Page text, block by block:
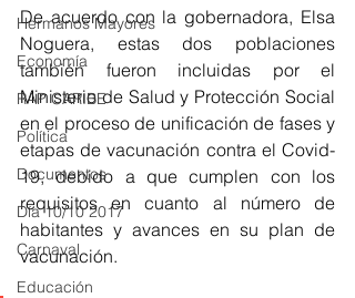
Hermanos Mayores
Economía
RAP CARIBE
Política
Documentos
Día 10/10 2017
Carnaval
Educación
De acuerdo con la gobernadora, Elsa
Noguera, estas dos poblaciones
también fueron incluidas por el
Ministerio de Salud y Protección Social
en el proceso de unificación de fases y
etapas de vacunación contra el Covid-
19, debido a que cumplen con los
requisitos en cuanto al número de
habitantes y avances en su plan de
vacunación.